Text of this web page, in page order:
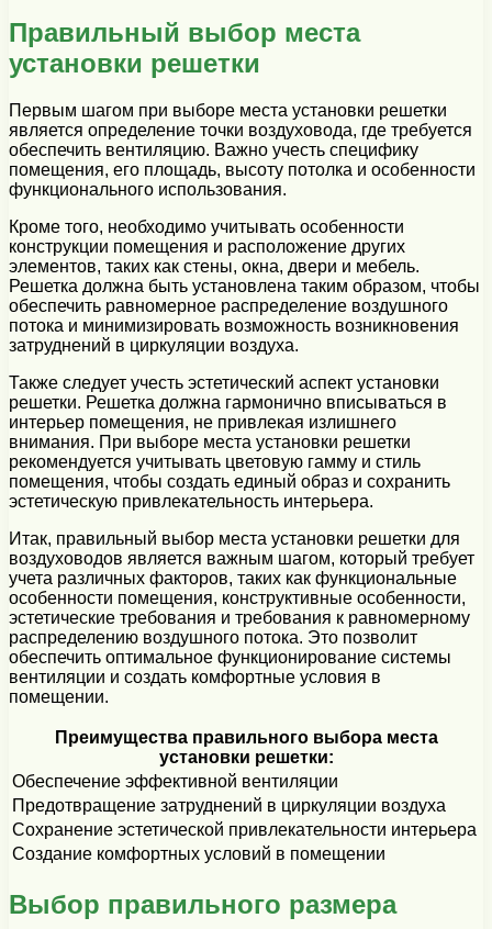
Правильный выбор места
установки решетки
Первым шагом при выборе места установки решетки
является определение точки воздуховода, где требуется
обеспечить вентиляцию. Важно учесть специфику
помещения, его площадь, высоту потолка и особенности
функционального использования.
Кроме того, необходимо учитывать особенности
конструкции помещения и расположение других
элементов, таких как стены, окна, двери и мебель.
Решетка должна быть установлена таким образом, чтобы
обеспечить равномерное распределение воздушного
потока и минимизировать возможность возникновения
затруднений в циркуляции воздуха.
Также следует учесть эстетический аспект установки
решетки. Решетка должна гармонично вписываться в
интерьер помещения, не привлекая излишнего
внимания. При выборе места установки решетки
рекомендуется учитывать цветовую гамму и стиль
помещения, чтобы создать единый образ и сохранить
эстетическую привлекательность интерьера.
Итак, правильный выбор места установки решетки для
воздуховодов является важным шагом, который требует
учета различных факторов, таких как функциональные
особенности помещения, конструктивные особенности,
эстетические требования и требования к равномерному
распределению воздушного потока. Это позволит
обеспечить оптимальное функционирование системы
вентиляции и создать комфортные условия в
помещении.
Преимущества правильного выбора места
установки решетки:
Обеспечение эффективной вентиляции
Предотвращение затруднений в циркуляции воздуха
Сохранение эстетической привлекательности интерьера
Создание комфортных условий в помещении
Выбор правильного размера